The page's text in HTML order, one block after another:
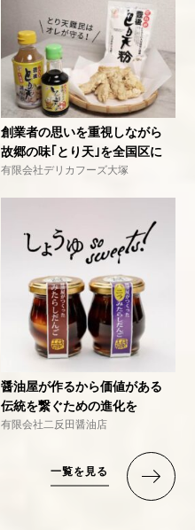
創業者の思いを重視しながら
故郷の味｢とり天｣を全国区に
有限会社デリカフーズ大塚
醤油屋が作るから価値がある
伝統を繋ぐための進化を
有限会社二反田醤油店
一覧を見る